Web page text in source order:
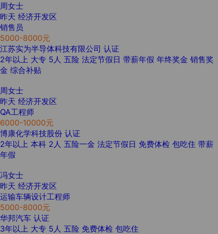
周女士
昨天 经济开发区
销售员
5000-8000元
江苏实为半导体科技有限公司 认证
2年以上 大专 5人 五险 法定节假日 带薪年假 年终奖金 销售奖
金 综合补贴
周女士
昨天 经济开发区
QA工程师
6000-10000元
博康化学科技股份 认证
2年以上 本科 2人 五险一金 法定节假日 免费体检 包吃住 带薪
年假
冯女士
昨天 经济开发区
运输车辆设计工程师
5000-8000元
华邦汽车 认证
3年以上 大专 5人 五险 免费体检 包吃住